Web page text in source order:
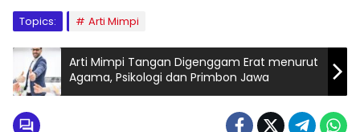
Topics: Arti Mimpi
Arti Mimpi Tangan Digenggam Erat menurut
Agama, Psikologi dan Primbon Jawa